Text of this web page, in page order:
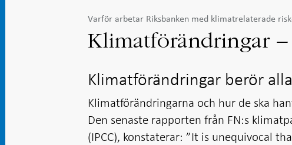
Varför arbetar Riksbanken med klimatrelaterade
Klimatförändringar
Klimatförändringar berör alla
Klimatförändringarna och hur de ska
Den senaste rapporten från FN:s
(IPCC), konstaterar: ”It is unequivocal